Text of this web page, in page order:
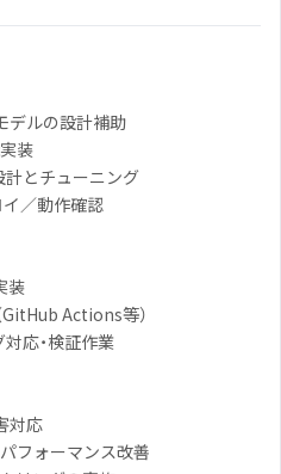
デルの設計補助
装
とチューニング
イ／動作確認
装
Actions等）
応・検証作業
対応
フォーマンス改善